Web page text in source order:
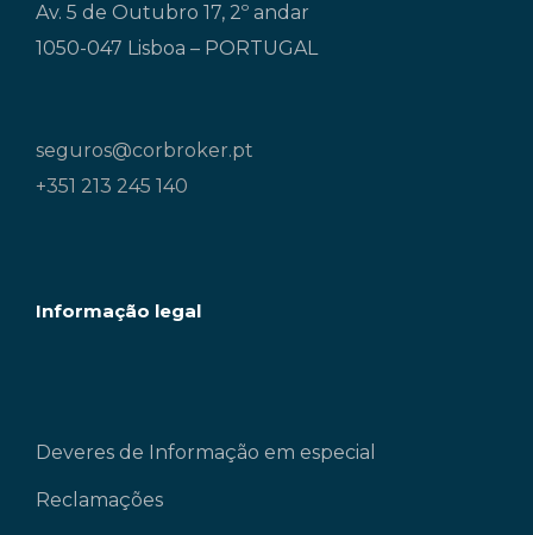
Av. 5 de Outubro 17, 2º andar
1050-047 Lisboa – PORTUGAL
seguros@corbroker.pt
+351 213 245 140
Informação legal
Deveres de Informação em especial
Reclamações